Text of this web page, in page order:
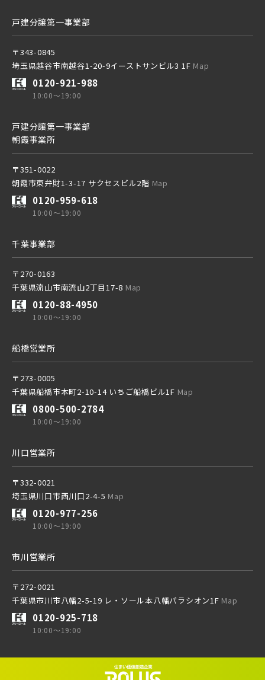
埼玉新都市交通 [伊奈線]
つくばエクスプレス
東葉高速鉄道
東京メトロ副都心線
京王井の頭線
千葉都市モノレール
物件を検索する
戸建分譲第一事業部
〒343-0845
埼玉県越谷市南越谷1-20-9イーストサンビル3 1F Map
0120-921-988
10:00～19:00
戸建分譲第一事業部
朝霞事業所
〒351-0022
朝霞市東弁財1-3-17 サクセスビル2階 Map
0120-959-618
10:00～19:00
千葉事業部
〒270-0163
千葉県流山市南流山2丁目17-8 Map
0120-88-4950
10:00～19:00
船橋営業所
〒273-0005
千葉県船橋市本町2-10-14 いちご船橋ビル1F Map
0800-500-2784
10:00～19:00
川口営業所
〒332-0021
埼玉県川口市西川口2-4-5 Map
0120-977-256
10:00～19:00
市川営業所
〒272-0021
千葉県市川市八幡2-5-19 レ・ソール本八幡パラシオン1F Map
0120-925-718
10:00～19:00